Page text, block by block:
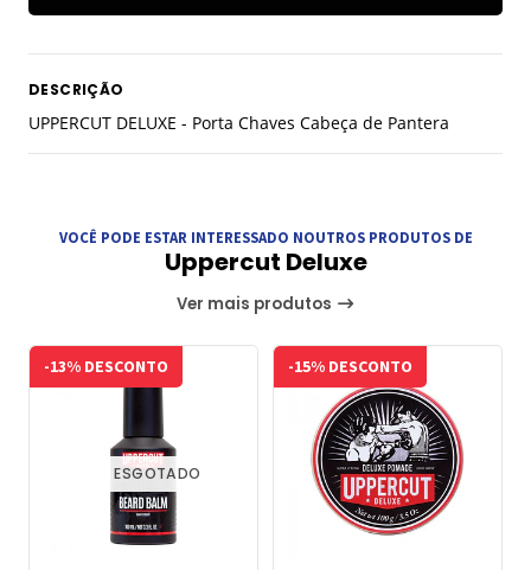
DESCRIÇÃO
UPPERCUT DELUXE - Porta Chaves Cabeça de Pantera
VOCÊ PODE ESTAR INTERESSADO NOUTROS PRODUTOS DE
Uppercut Deluxe
Ver mais produtos
-13% DESCONTO
ESGOTADO
-15% DESCONTO